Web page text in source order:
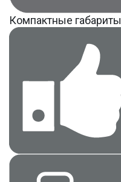
Компактные габариты